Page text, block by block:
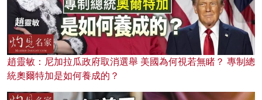
趙靈敏：尼加拉瓜政府取消選舉 美國為何視若無睹？ 專制總
統奧爾特加是如何養成的？